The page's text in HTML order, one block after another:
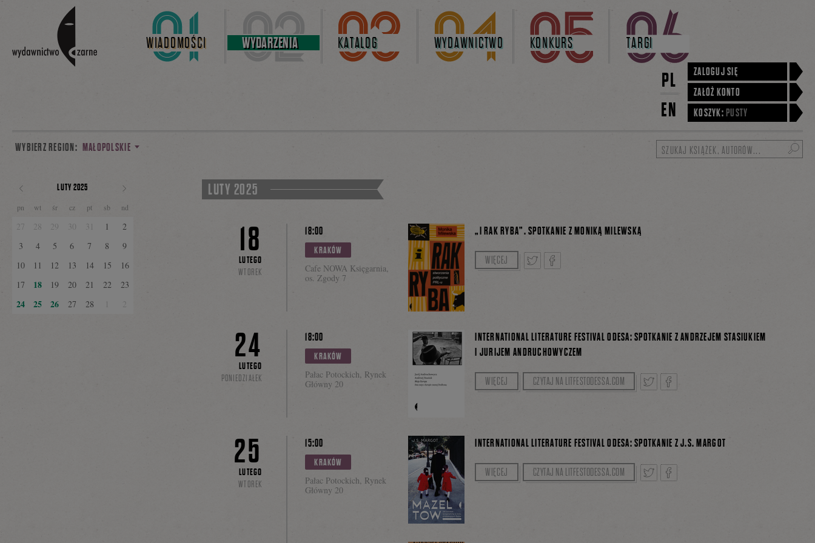
WIADOMOŚCI WYDARZENIA KATALOG WYDAWNICTWO KONKURS TARGI
PL
EN
ZALOGUJ SIĘ
ZAŁÓŻ KONTO
KOSZYK: PUSTY
WYBIERZ REGION: MAŁOPOLSKIE
POPRZEDNI
NASTĘPNY
LUTY 2025
pn wt śr cz pt sb nd
27 28 29 30 31 1
2
3
4 5 6 7 8
9
10
11 12 13 14 15
16
17
18 19 20 21 22 23
24 25 26 27 28 1 2
LUTY 2025
18
LUTEGO
WTOREK
18:00
KRAKÓW
Cafe NOWA Księgarnia,
os. Zgody 7
„I RAK RYBA”. SPOTKANIE Z MONIKĄ MILEWSKĄ
Prowadzenie: Paulina Małochleb
WIĘCEJ
się
na
Facebooku
24
LUTEGO
PONIEDZIAŁEK
18:00
KRAKÓW
Pałac Potockich, Rynek
Główny 20
INTERNATIONAL LITERATURE FESTIVAL ODESA: SPOTKANIE Z ANDRZEJEM STASIUKIEM
I JURIJEM ANDRUCHOWYCZEM
Prowadzenie: Ziemowit Szczerek
WIĘCEJ CZYTAJ NA LITFESTODESSA.COM
się
25
LUTEGO
WTOREK
15:00
KRAKÓW
Pałac Potockich, Rynek
Główny 20
INTERNATIONAL LITERATURE FESTIVAL ODESA: SPOTKANIE Z J.S. MARGOT
Prowadzenie: Olga Szmidt
WIĘCEJ CZYTAJ NA LITFESTODESSA.COM